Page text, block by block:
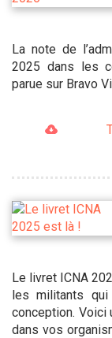
La note de
2025 dans les
parue sur Bravo
Le livret ICNA
les militants
conception. Voici
dans vos